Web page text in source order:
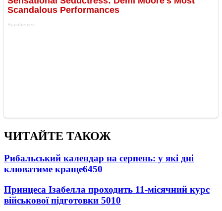
ЧИТАЙТЕ ТАКОЖ
Рибальський календар на серпень: у які дні
клюватиме краще6450
Принцеса Ізабелла проходить 11-місячний курс
військової підготовки 5010